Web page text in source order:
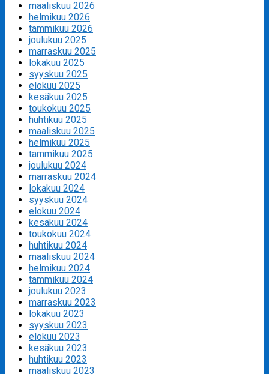
maaliskuu 2026
helmikuu 2026
tammikuu 2026
joulukuu 2025
marraskuu 2025
lokakuu 2025
syyskuu 2025
elokuu 2025
kesäkuu 2025
toukokuu 2025
huhtikuu 2025
maaliskuu 2025
helmikuu 2025
tammikuu 2025
joulukuu 2024
marraskuu 2024
lokakuu 2024
syyskuu 2024
elokuu 2024
kesäkuu 2024
toukokuu 2024
huhtikuu 2024
maaliskuu 2024
helmikuu 2024
tammikuu 2024
joulukuu 2023
marraskuu 2023
lokakuu 2023
syyskuu 2023
elokuu 2023
kesäkuu 2023
huhtikuu 2023
maaliskuu 2023